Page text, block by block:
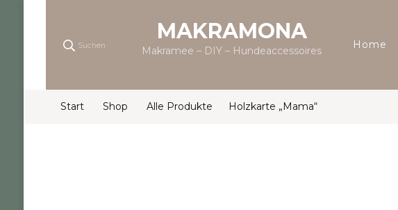
Suchen
MAKRAMONA
Makramee – DIY – Hundeaccessoires Home
Start Shop Alle Produkte Holzkarte „Mama“